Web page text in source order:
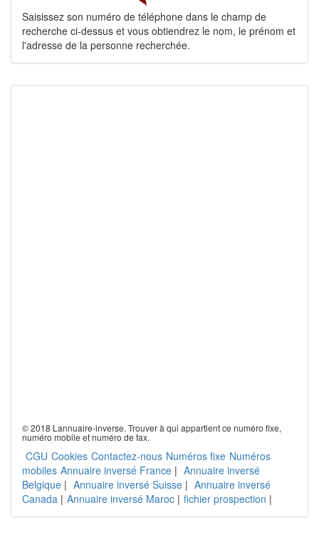
Saisissez son numéro de téléphone dans le champ de
recherche ci-dessus et vous obtiendrez le nom, le prénom et
l'adresse de la personne recherchée.
© 2018 Lannuaire-inverse. Trouver à qui appartient ce numéro fixe,
numéro mobile et numéro de fax.
CGU Cookies Contactez-nous Numéros fixe Numéros
mobiles Annuaire inversé France | Annuaire inversé
Belgique | Annuaire inversé Suisse | Annuaire inversé
Canada | Annuaire inversé Maroc | fichier prospection |